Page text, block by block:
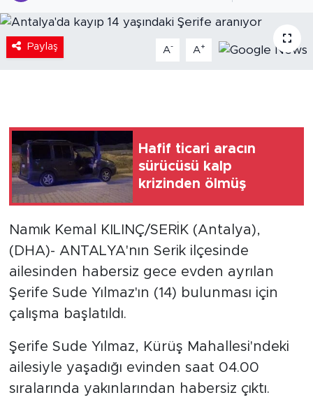
Paylaş A- A+
Hafif ticari aracın
sürücüsü kalp
krizinden ölmüş
Namık Kemal KILINÇ/SERİK (Antalya),
(DHA)- ANTALYA'nın Serik ilçesinde
ailesinden habersiz gece evden ayrılan
Şerife Sude Yılmaz'ın (14) bulunması için
çalışma başlatıldı.
Şerife Sude Yılmaz, Kürüş Mahallesi'ndeki
ailesiyle yaşadığı evinden saat 04.00
sıralarında yakınlarından habersiz çıktı.